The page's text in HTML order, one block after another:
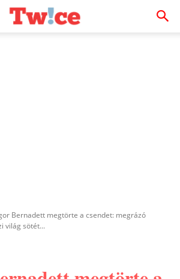
Bernadett megtörte a csendet: megrázó
világ sötét...